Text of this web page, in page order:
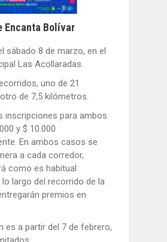
Encanta Bolívar
sábado 8 de marzo, en el
Las Acollaradas.
uno de 21
de 7,5 kilómetros.
inscripciones para ambos
y $ 10.000
En ambos casos se
a cada corredor,
como es habitual
largo del recorrido de la
premios en
es a partir del 7 de febrero,